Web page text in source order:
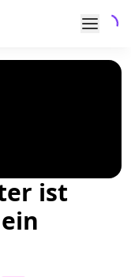
ist